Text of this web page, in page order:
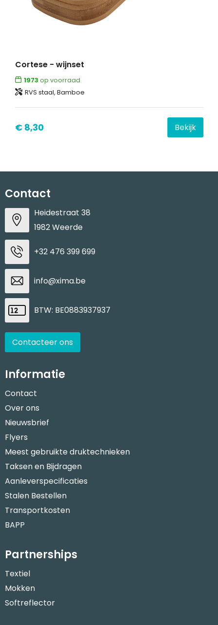
Cortese - wijnset
1973 op voorraad
RVS staal, Bamboe
€ 8,30 Bekijk
Contact
Heidestraat 38
1982 Weerde
+32 476 399 699
info@xima.be
BTW: BE0883937937
Contacteer ons
Informatie
Contact
Over ons
Nieuwsbrief
Flyers
Meest gebruikte druktechnieken
Taksen en Bijdragen
Aanleverspecificaties
Stalen Bestellen
Transportkosten
BAPP
Partnerships
Textiel
Mokken
Softreflector